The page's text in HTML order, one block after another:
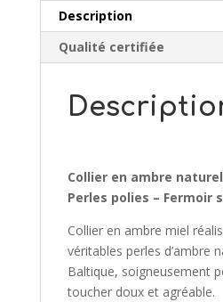
Description
Qualité certifiée
Collier en ambre
Perles polies – Fermoir
Collier en ambre miel
véritables perles d’ambre
Baltique, soigneusement
toucher doux et agréable.